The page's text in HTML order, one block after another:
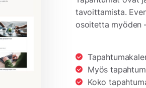
tavoittamista.
osoitetta myöden
Myös
Koko